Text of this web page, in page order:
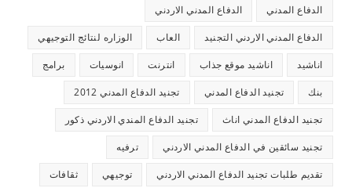
الدفاع المدني الدفاع المدني الاردني
الدفاع المدني الاردني التجنيد العاب الوزاره لنتائج التوجيهي
اناشيد اناشيد موقع جذاب انترنت انوسيات برامج
بنك تجنيد الدفاع المدني تجنيد الدفاع المدني 2012
تجنيد الدفاع المدني اناث تجنيد الدفاع المندي الاردني ذكور
تجنيد سائقين في الدفاع المدني الاردني ترفيه
تقديم طلبات تجنيد الدفاع المدني الاردني توجيهي ثقافات